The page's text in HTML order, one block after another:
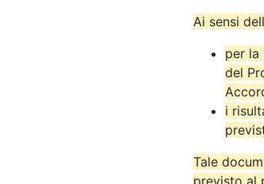
Ai sensi
per la
del
i
Tale
previsto al